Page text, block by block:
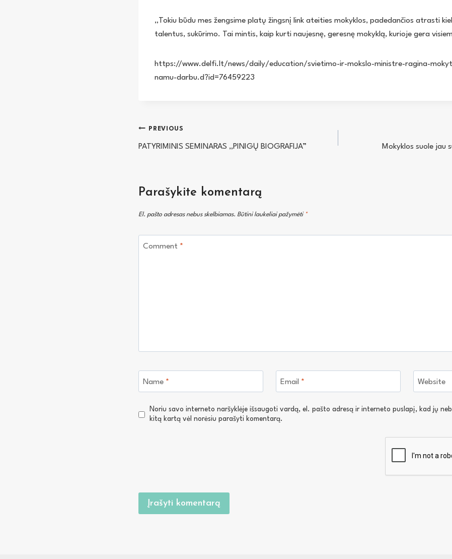
„Tokiu būdu mes žengsime platų žingsnį link ateities mokyklos, padedančios atrasti
talentus, sukūrimo. Tai mintis, kaip kurti naujesnę, geresnę mokyklą, kurioje gera
https://www.delfi.lt/news/daily/education/svietimo-ir-mokslo-ministre-ragina-
namu-darbu.d?id=76459223
Navigacija
tarp
PREVIOUS
PATYRIMINIS SEMINARAS „PINIGŲ BIOGRAFIJA” Mokyklos suole jau
Parašykite komentarą
El. pašto adresas nebus skelbiamas. Būtini laukeliai pažymėti *
Comment *
Name * Email * Website
Noriu savo interneto naršyklėje išsaugoti vardą, el. pašto adresą ir interneto puslapį, kad jų
kitą kartą vėl norėsiu parašyti komentarą.